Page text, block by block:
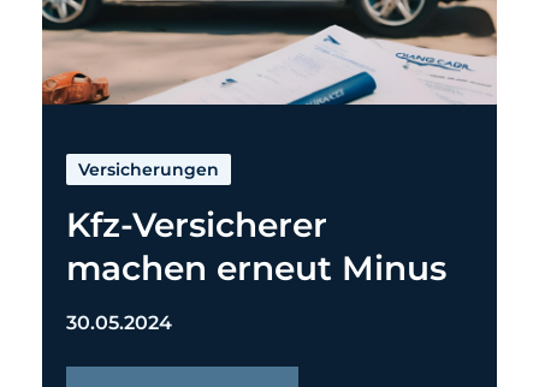
Versicherungen
Kfz-Versicherer
machen erneut Minus
30.05.2024